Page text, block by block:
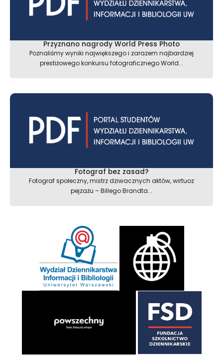
Przyznano nagrody World Press Photo
Poznaliśmy wyniki największego i zarazem najbardziej
prestiżowego konkursu fotograficznego World...
Fotograf bez zasad?
Fotograf społeczny, mistrz dziwacznych aktów, wirtuoz
pejzażu – Billego Brandta...